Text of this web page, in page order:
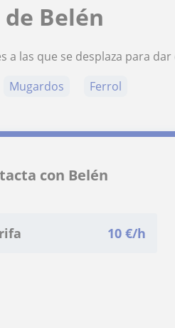
Belén
a las que se desplaza para dar
Mugardos Ferrol
con Belén
10 €/h